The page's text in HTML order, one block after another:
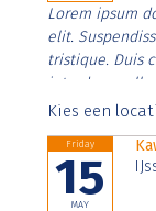
Lorem ipsum
elit.
tristique. Duis
interdum
Aenean
Kies een
Friday
15
MAY